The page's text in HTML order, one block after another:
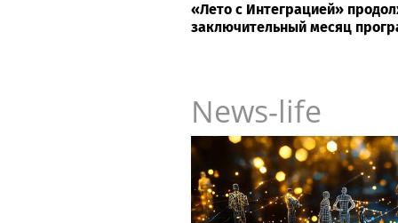
«Лето с Интеграцией»
заключительный месяц
News-life